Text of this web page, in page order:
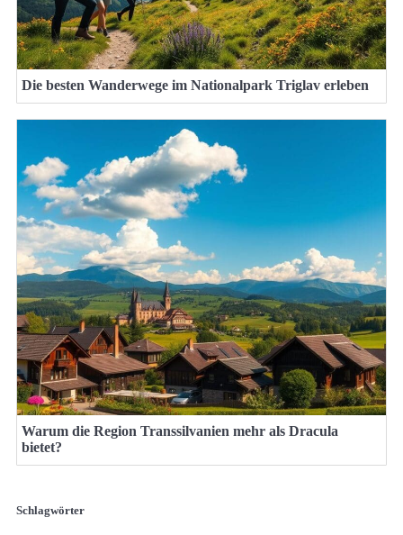
Die besten Wanderwege im Nationalpark Triglav erleben
Warum die Region Transsilvanien mehr als Dracula
bietet?
Schlagwörter